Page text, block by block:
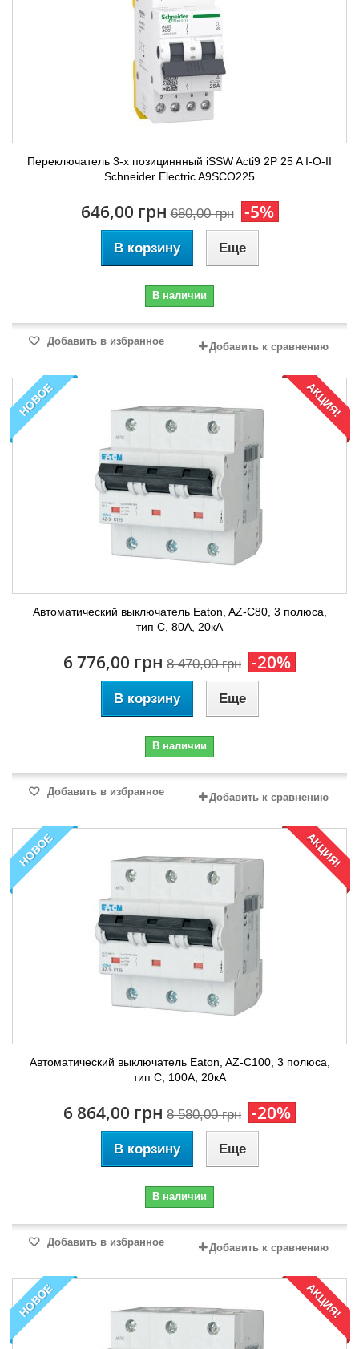
Переключатель 3-х позициннный iSSW Acti9 2P 25 A I-O-II
Schneider Electric A9SCO225
646,00 грн 680,00 грн -5%
В корзину Еще
В наличии
Добавить в избранное Добавить к сравнению
НОВОЕ АКЦИЯ!
Автоматический выключатель Eaton, AZ-C80, 3 полюса,
тип C, 80А, 20кА
6 776,00 грн 8 470,00 грн -20%
В корзину Еще
В наличии
Добавить в избранное Добавить к сравнению
НОВОЕ АКЦИЯ!
Автоматический выключатель Eaton, AZ-C100, 3 полюса,
тип C, 100А, 20кА
6 864,00 грн 8 580,00 грн -20%
В корзину Еще
В наличии
Добавить в избранное Добавить к сравнению
НОВОЕ АКЦИЯ!